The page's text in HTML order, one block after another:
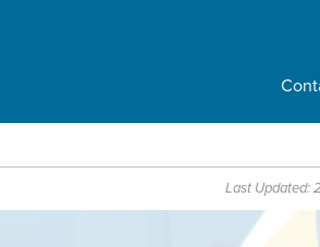
Last Updated: